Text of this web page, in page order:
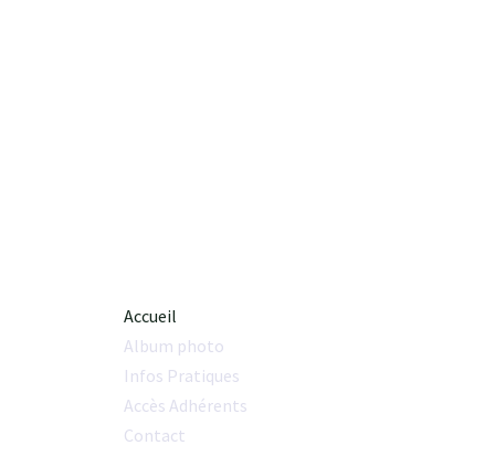
Accueil
Album photo
Infos Pratiques
Accès Adhérents
Contact